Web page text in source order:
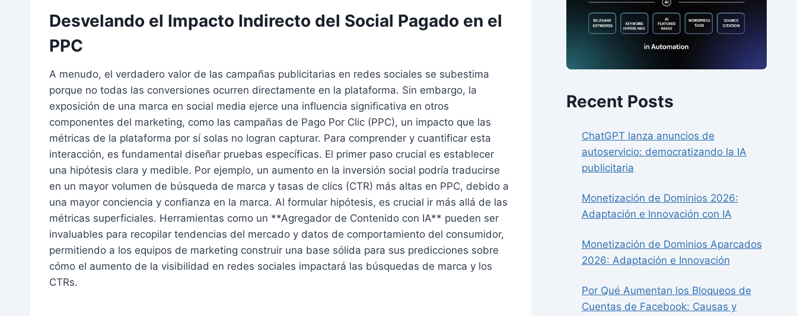
Desvelando el Impacto Indirecto del Social Pagado en el
PPC
A menudo, el verdadero valor de las campañas publicitarias en redes sociales se subestima
porque no todas las conversiones ocurren directamente en la plataforma. Sin embargo, la
exposición de una marca en social media ejerce una influencia significativa en otros
componentes del marketing, como las campañas de Pago Por Clic (PPC), un impacto que las
métricas de la plataforma por sí solas no logran capturar. Para comprender y cuantificar esta
interacción, es fundamental diseñar pruebas específicas. El primer paso crucial es establecer
una hipótesis clara y medible. Por ejemplo, un aumento en la inversión social podría traducirse
en un mayor volumen de búsqueda de marca y tasas de clics (CTR) más altas en PPC, debido a
una mayor conciencia y confianza en la marca. Al formular hipótesis, es crucial ir más allá de las
métricas superficiales. Herramientas como un **Agregador de Contenido con IA** pueden ser
invaluables para recopilar tendencias del mercado y datos de comportamiento del consumidor,
permitiendo a los equipos de marketing construir una base sólida para sus predicciones sobre
cómo el aumento de la visibilidad en redes sociales impactará las búsquedas de marca y los
CTRs.
Recent Posts
ChatGPT lanza anuncios de
autoservicio: democratizando la IA
publicitaria
Monetización de Dominios 2026:
Adaptación e Innovación con IA
Monetización de Dominios Aparcados
2026: Adaptación e Innovación
Por Qué Aumentan los Bloqueos de
Cuentas de Facebook: Causas y